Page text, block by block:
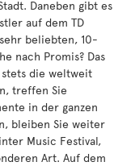
Daneben gibt es
auf dem TD
beliebten, 10-
nach Promis? Das
die weltweit
treffen Sie
in der ganzen
bleiben Sie weiter
Music Festival,
Art. Auf dem